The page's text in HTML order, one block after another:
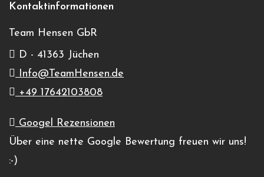
info@mototeam.eu
Langgasse 100
Wächtersbach,63607
Google Karte anzeigen
01711236842
Kontaktinformationen
Team Hensen GbR
D - 41363 Jüchen
Info@TeamHensen.de
+49 17642103808
Googel Rezensionen
Über eine nette Google Bewertung freuen wir uns!
:-)